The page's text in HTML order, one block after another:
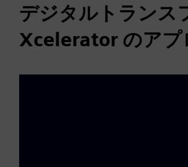
デジタルトランス
Xcelerator のアプ